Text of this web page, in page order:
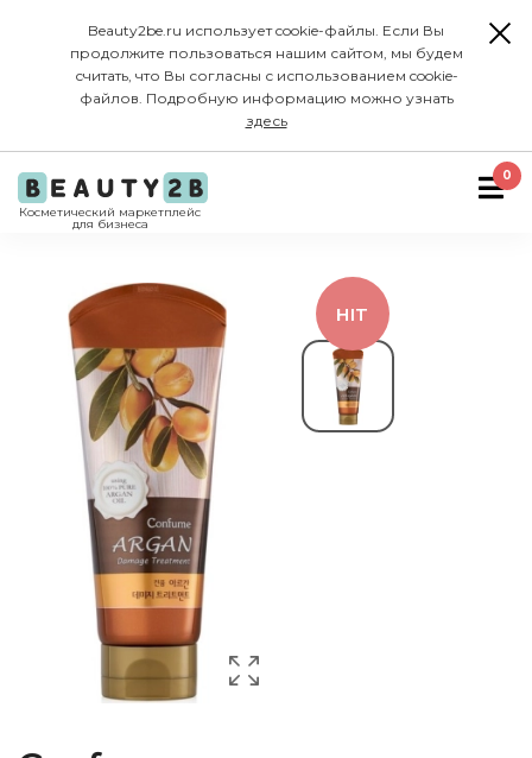
Beauty2be.ru использует cookie-файлы. Если Вы
продолжите пользоваться нашим сайтом, мы будем
считать, что Вы согласны с использованием cookie-
файлов. Подробную информацию можно узнать
здесь
Косметический маркетплейс
для бизнеса
0
HIT